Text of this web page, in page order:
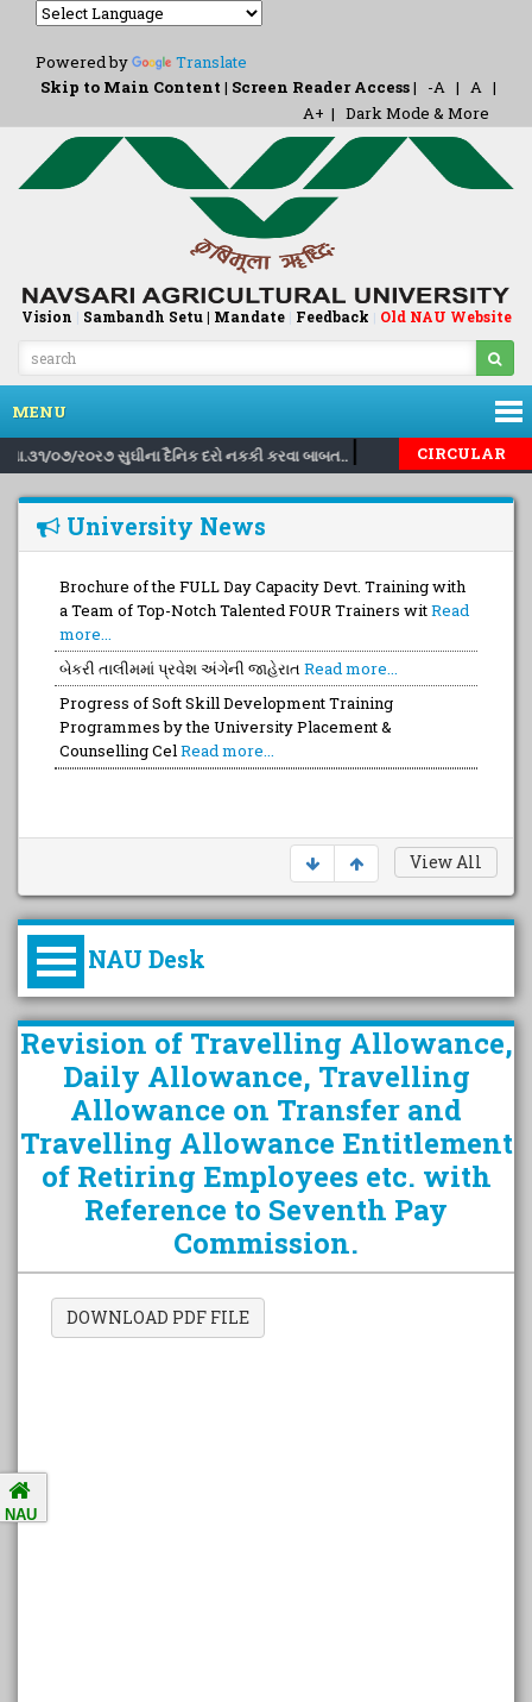
Powered by
Translate
Skip to Main Content | Screen Reader Access| -A | A |
A+ | Dark Mode & More
Vision | Sambandh Setu | Mandate| Feedback | Old NAU Website
MENU
૦૭/ર૦ર૭ સુઘીના દૈનિક દરો નકકી કરવા બાબત..| | Inviting
CIRCULAR
University News
Brochure of the FULL Day Capacity Devt. Training with
a Team of Top-Notch Talented FOUR Trainers witRead
more...
બેકરી તાલીમમાં પ્રવેશ અંગેની જાહેરાતRead more...
Progress of Soft Skill Development Training
Programmes by the University Placement &
Counselling CelRead more...
Brochure of the 4th Successive National Webinar of
2026 with 5 Eminent Resource Persons with Proven
Read more...
View All
NAU Desk
કુલપતિની પરિવર્તનકારી પહેલનું
વિહંગાવલોકન (ઓક્ટોબર ૨૦૨૦-૨૦૨૫)
Amalsad Chikoo Gets GI Tag:
Boost for Local Farmers and
Identity
National Ragging Prevention
Programme
Revision of Travelling Allowance,
Daily Allowance, Travelling
Allowance on Transfer and
Travelling Allowance Entitlement
of Retiring Employees etc. with
Reference to Seventh Pay
Commission.
DOWNLOAD PDF FILE
NAU